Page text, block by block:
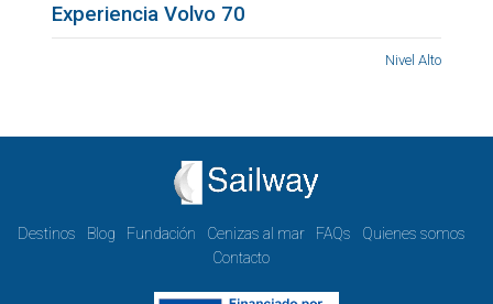
Experiencia Volvo 70
Nivel Alto
Destinos Blog Fundación Cenizas al mar FAQs
Quienes somos
Contacto